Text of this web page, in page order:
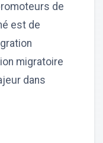
de
est de
migratoire
dans